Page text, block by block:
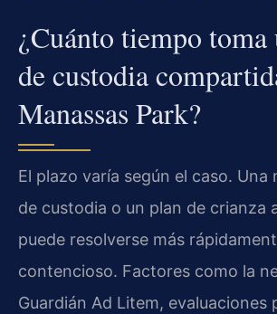
¿Cuánto tiempo toma
de custodia
Manassas Park?
El plazo varía según el caso. Una
de custodia o un plan de crianza
puede resolverse más
contencioso. Factores como la
Guardián Ad Litem, evaluaciones